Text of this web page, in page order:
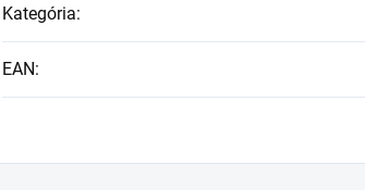
Kategória:
EAN: